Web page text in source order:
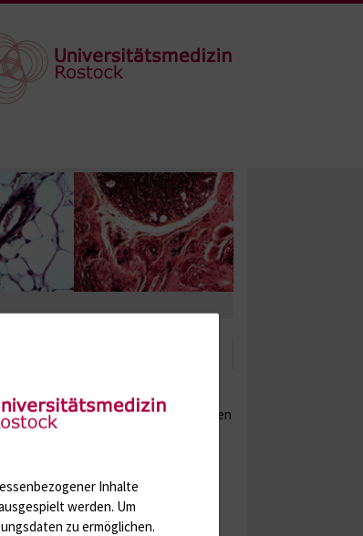
an multizentrischen Studien
lassen.
Inhalte
werden. Um
zu ermöglichen.